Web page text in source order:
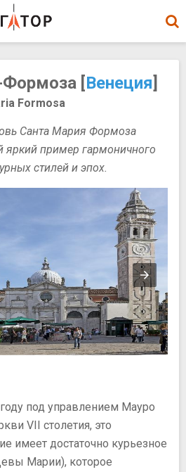
[Венеция]
Formosa
Санта Мария Формоза
яркий пример гармоничного
стилей и эпох.
под управлением Мауро
VII столетия, это
имеет достаточно курьезное
Марии), которое